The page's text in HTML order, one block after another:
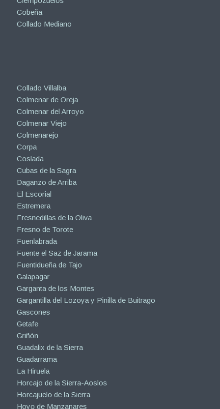
Cobeña
Collado Mediano
Collado Villalba
Colmenar de Oreja
Colmenar del Arroyo
Colmenar Viejo
Colmenarejo
Corpa
Coslada
Cubas de la Sagra
Daganzo de Arriba
El Escorial
Estremera
Fresnedillas de la Oliva
Fresno de Torote
Fuenlabrada
Fuente el Saz de Jarama
Fuentidueña de Tajo
Galapagar
Garganta de los Montes
Gargantilla del Lozoya y Pinilla de Buitrago
Gascones
Getafe
Griñón
Guadalix de la Sierra
Guadarrama
La Hiruela
Horcajo de la Sierra-Aoslos
Horcajuelo de la Sierra
Hoyo de Manzanares